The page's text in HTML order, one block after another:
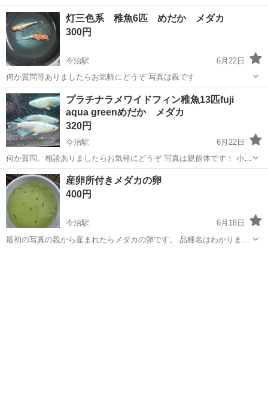
灯三色系 稚魚6匹 めだか メダカ
300円
今治駅
6月22日
何か質問等ありましたらお気軽にどうぞ 写真は親です
愛媛 今治市 今治駅 めだか
プラチナラメワイドフィン稚魚13匹fuji
aqua greenめだか メダカ
320円
今治駅
6月22日
何か質問、相談ありましたらお気軽にどうぞ 写真は親個体です！ 小さ
めの稚魚なので相場より安く設定してます
愛媛 今治市 今治駅 その他 稚魚
産卵所付きメダカの卵
400円
今治駅
6月18日
最初の写真の親から産まれたらメダカの卵です。 品種名はわかりませ